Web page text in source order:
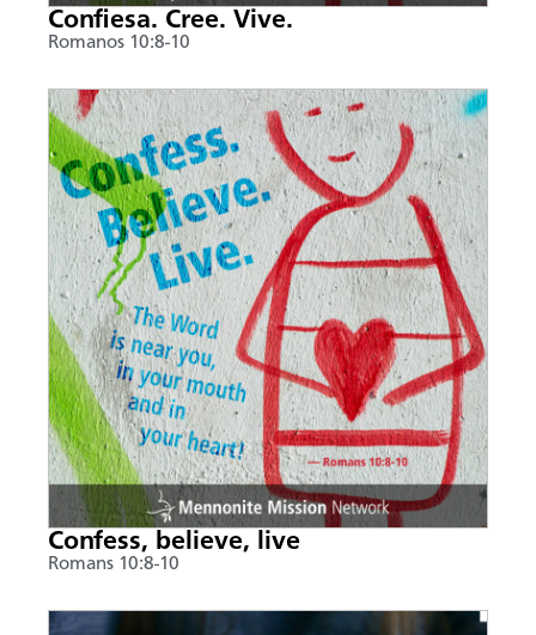
Confiesa. Cree. Vive.
Romanos 10:8-10
Confess, believe, live
Romans 10:8-10